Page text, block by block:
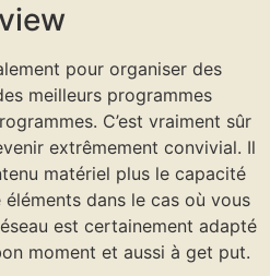
pour organiser des
meilleurs programmes
C’est vraiment sûr
extrêmement convivial. Il
matériel plus le capacité
dans le cas où vous
est certainement adapté
moment et aussi à get put.